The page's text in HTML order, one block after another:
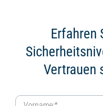
Erfahren
Vertrauen